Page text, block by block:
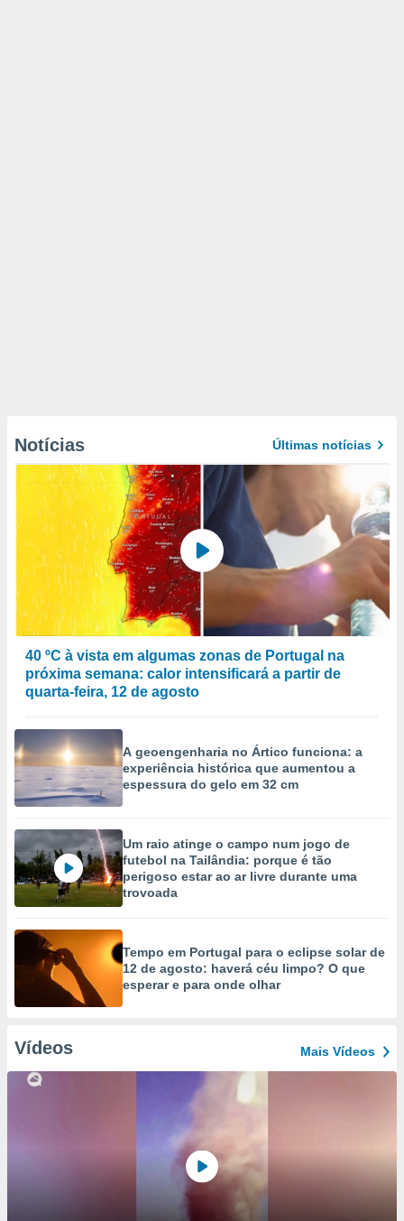
Notícias Últimas notícias
40 ºC à vista em algumas zonas de Portugal na
próxima semana: calor intensificará a partir de
quarta-feira, 12 de agosto
A geoengenharia no Ártico funciona: a
experiência histórica que aumentou a
espessura do gelo em 32 cm
Um raio atinge o campo num jogo de
futebol na Tailândia: porque é tão
perigoso estar ao ar livre durante uma
trovoada
Tempo em Portugal para o eclipse solar de
12 de agosto: haverá céu limpo? O que
esperar e para onde olhar
Vídeos Mais Vídeos